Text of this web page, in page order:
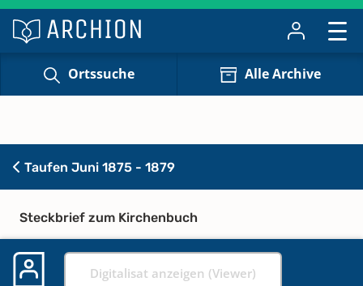
Ortssuche Alle Archive
Taufen Juni 1875 - 1879
Steckbrief zum Kirchenbuch
Digitalisat anzeigen (Viewer)